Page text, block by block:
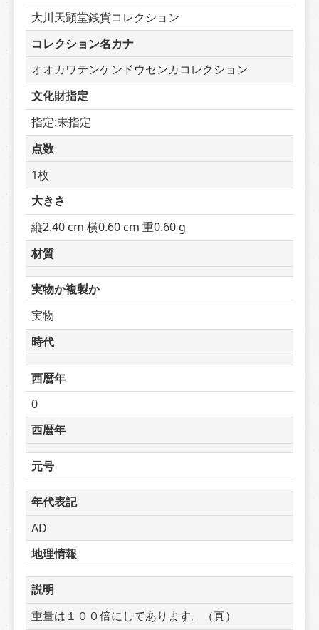
大川天顕堂銭貨コレクション
コレクション名カナ
オオカワテンケンドウセンカコレクション
文化財指定
指定:未指定
点数
1枚
大きさ
縦2.40 cm 横0.60 cm 重0.60 g
材質
実物か複製か
実物
時代
西暦年
0
西暦年
元号
年代表記
AD
地理情報
説明
重量は１００倍にしてあります。（真）